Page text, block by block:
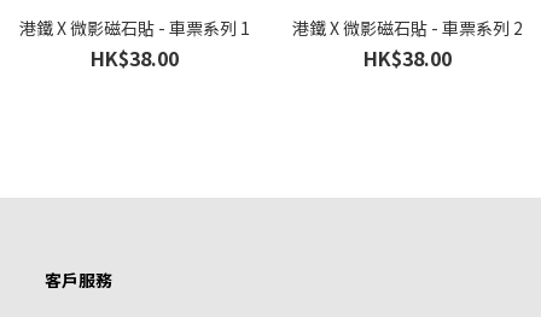
港鐵 X 微影磁石貼 - 車票系列 1
HK$38.00
港鐵 X 微影磁石貼 - 車票系列 2
HK$38.00
客戶服務